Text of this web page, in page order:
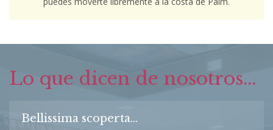
Lo que dicen de nosotros...
Bellissima scoperta...